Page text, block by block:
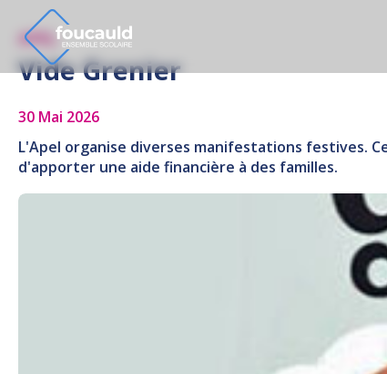
APEL
Vide Grenier
30 Mai 2026
L'Apel organise diverses manifestations festives.
d'apporter une aide financière à des familles.